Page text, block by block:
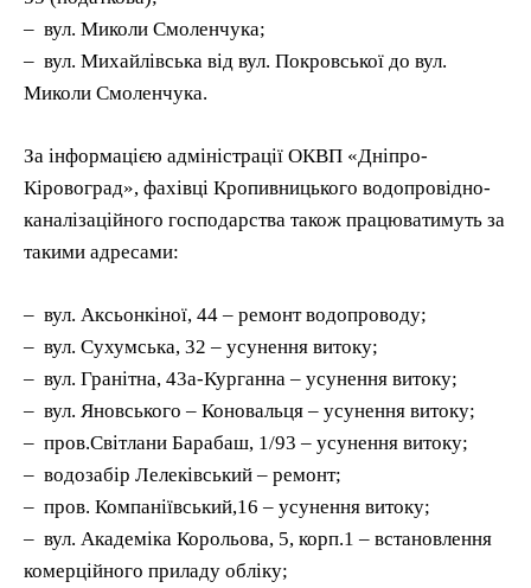
– вул. Миколи Смоленчука;
– вул. Михайлівська від вул. Покровської до вул.
Миколи Смоленчука.
За інформацією адміністрації ОКВП «Дніпро-
Кіровоград», фахівці Кропивницького водопровідно-
каналізаційного господарства також працюватимуть за
такими адресами:
– вул. Аксьонкіної, 44 – ремонт водопроводу;
– вул. Сухумська, 32 – усунення витоку;
– вул. Гранітна, 43а-Курганна – усунення витоку;
– вул. Яновського – Коновальця – усунення витоку;
– пров.Світлани Барабаш, 1/93 – усунення витоку;
– водозабір Лелеківський – ремонт;
– пров. Компаніївський,16 – усунення витоку;
– вул. Академіка Корольова, 5, корп.1 – встановлення
комерційного приладу обліку;